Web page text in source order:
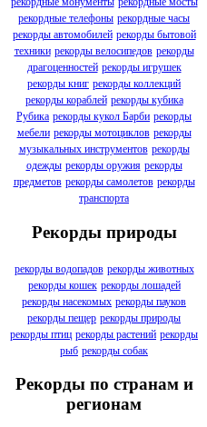
рекордные телефоны рекордные часы
рекорды автомобилей рекорды бытовой
техники рекорды велосипедов рекорды
драгоценностей рекорды игрушек
рекорды книг рекорды коллекций
рекорды кораблей рекорды кубика
Рубика рекорды кукол Барби рекорды
мебели рекорды мотоциклов рекорды
музыкальных инструментов рекорды
одежды рекорды оружия рекорды
предметов рекорды самолетов рекорды
транспорта
Рекорды природы
рекорды водопадов рекорды животных
рекорды кошек рекорды лошадей
рекорды насекомых рекорды пауков
рекорды пещер рекорды природы
рекорды птиц рекорды растений рекорды
рыб рекорды собак
Рекорды по странам и
регионам